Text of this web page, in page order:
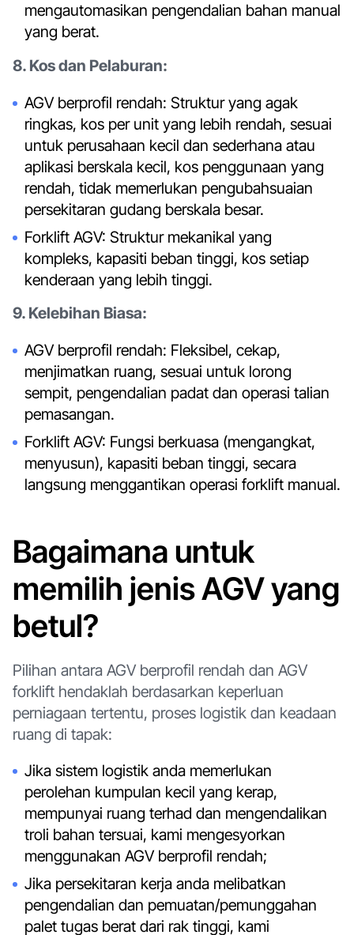
mengautomasikan pengendalian bahan manual
yang berat.
8. Kos dan Pelaburan:
AGV berprofil rendah: Struktur yang agak
ringkas, kos per unit yang lebih rendah, sesuai
untuk perusahaan kecil dan sederhana atau
aplikasi berskala kecil, kos penggunaan yang
rendah, tidak memerlukan pengubahsuaian
persekitaran gudang berskala besar.
Forklift AGV: Struktur mekanikal yang
kompleks, kapasiti beban tinggi, kos setiap
kenderaan yang lebih tinggi.
9. Kelebihan Biasa:
AGV berprofil rendah: Fleksibel, cekap,
menjimatkan ruang, sesuai untuk lorong
sempit, pengendalian padat dan operasi talian
pemasangan.
Forklift AGV: Fungsi berkuasa (mengangkat,
menyusun), kapasiti beban tinggi, secara
langsung menggantikan operasi forklift manual.
Bagaimana untuk
memilih jenis AGV yang
betul?
Pilihan antara AGV berprofil rendah dan AGV
forklift hendaklah berdasarkan keperluan
perniagaan tertentu, proses logistik dan keadaan
ruang di tapak:
Jika sistem logistik anda memerlukan
perolehan kumpulan kecil yang kerap,
mempunyai ruang terhad dan mengendalikan
troli bahan tersuai, kami mengesyorkan
menggunakan AGV berprofil rendah;
Jika persekitaran kerja anda melibatkan
pengendalian dan pemuatan/pemunggahan
palet tugas berat dari rak tinggi, kami